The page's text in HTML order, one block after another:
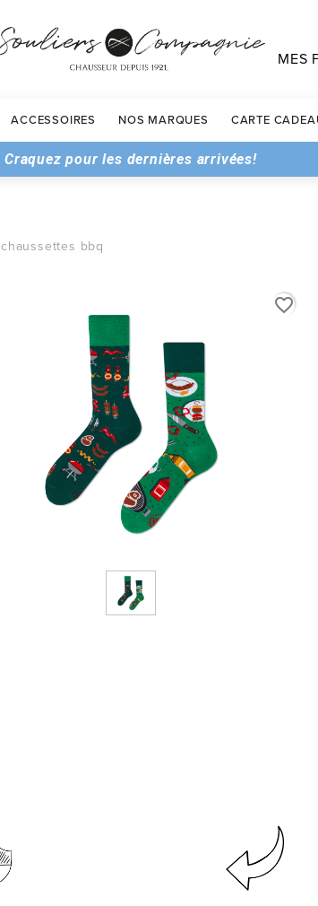
MES
ACCESSOIRES NOS MARQUES CARTE
Craquez pour les dernières arrivées!
chaussettes bbq
favorite_border